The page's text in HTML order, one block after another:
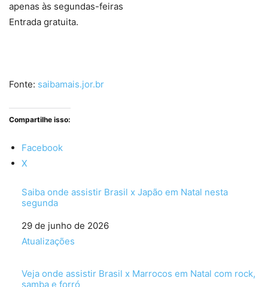
apenas às segundas-feiras
Entrada gratuita.
Fonte: saibamais.jor.br
Compartilhe isso:
Facebook
X
Saiba onde assistir Brasil x Japão em Natal nesta
segunda
Data
29 de junho de 2026
Em relação a
Atualizações
Veja onde assistir Brasil x Marrocos em Natal com rock,
samba e forró